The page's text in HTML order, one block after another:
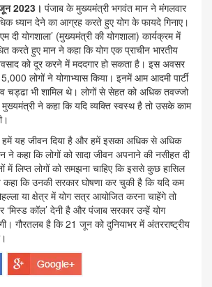
2023। पंजाब के मुख्यमंत्री भगवंत मान ने मंगलवार
ध्यान देने का आग्रह करते हुए योग के फायदे गिनाए।
दी योगशाला’ (मुख्यमंत्री की योगशाला) कार्यक्रम में
करते हुए मान ने कहा कि योग एक प्राचीन भारतीय
को दूर करने में मददगार हो सकता है। इस अवसर
लोगों ने योगाभ्यास किया। इनमें आम आदमी पार्टी
चड्ढा भी शामिल थे। लोगों से सेहत को अधिक तवज्जो
ने कहा कि यदि व्यक्ति स्वस्थ है तो उसके काम
हमें यह जीवन दिया है और हमें इसका अधिक से अधिक
ने कहा कि लोगों को सादा जीवन अपनाने की नसीहत दी
लिप्त लोगों को समझना चाहिए कि इससे कुछ हासिल
कहा कि उनकी सरकार घोषणा कर चुकी है कि यदि कम
या क्षेत्र में योग सत्र आयोजित करना चाहेंगे तो
‘मिस्ड कॉल’ देनी है और पंजाब सरकार उन्हें योग
गौरतलब है कि 21 जून को दुनियाभर में अंतरराष्ट्रीय